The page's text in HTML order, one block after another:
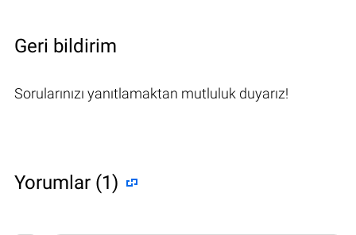
Geri bildirim
Sorularınızı yanıtlamaktan mutluluk duyarız!
Yorumlar (1)